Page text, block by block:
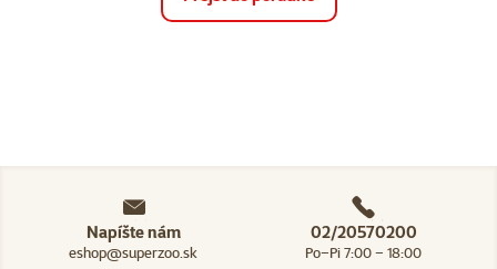
Napíšte nám
eshop@superzoo.sk
02/20570200
Po–Pi 7:00 – 18:00